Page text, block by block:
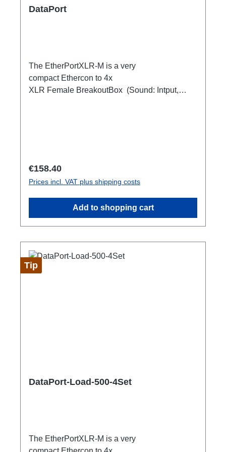
DataPort
The EtherPortXLR-M is a very
compact Ethercon to 4x
XLR Female BreakoutBox (Sound: Intput,
Regular price:
€158.40
Prices incl. VAT plus shipping costs
Add to shopping cart
Tip
DataPort-Load-500-4Set
The EtherPortXLR-M is a very